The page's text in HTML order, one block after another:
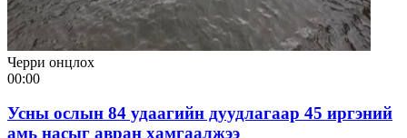
Черри онцлох
00:00
Усны ослын 84 удаагийн дуудлагаар 45 иргэний
амь насыг авран хамгаалжээ